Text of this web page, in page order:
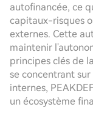
autofinancée, ce
capitaux-risques
externes. Cette
maintenir
principes clés de
se concentrant
internes,
un écosystème